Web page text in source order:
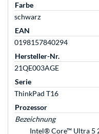
Farbe
schwarz
EAN
0198157840294
Hersteller-Nr.
21QE003AGE
Serie
ThinkPad T16
Prozessor
Bezeichnung
Intel® Core™ Ultra 5